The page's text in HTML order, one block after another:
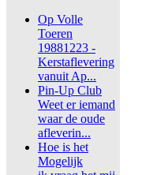
Op Volle
Toeren
19881223 -
Kerstaflevering
vanuit Ap...
Pin-Up Club
Weet er iemand
waar de oude
afleverin...
Hoe is het
Mogelijk